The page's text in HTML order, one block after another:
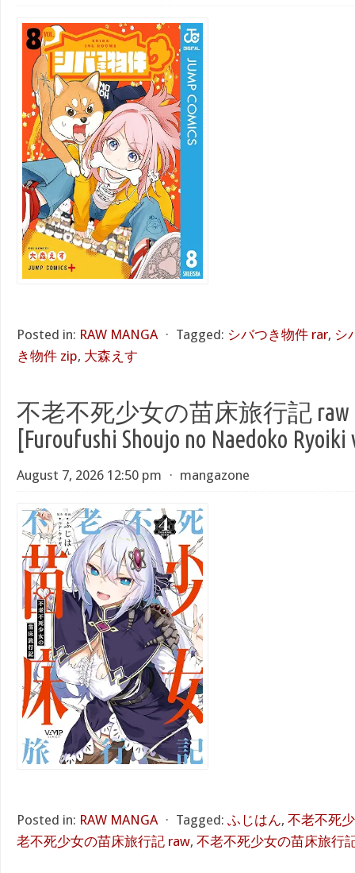
Posted in: RAW MANGA ⋅ Tagged: シバつき物件 rar, シ
き物件 zip, 大森えす
不老不死少女の苗床旅行記 raw
[Furoufushi Shoujo no Naedoko Ryoiki
August 7, 2026 12:50 pm ⋅ mangazone
Posted in: RAW MANGA ⋅ Tagged: ふじはん, 不老不死
老不死少女の苗床旅行記 raw, 不老不死少女の苗床旅行